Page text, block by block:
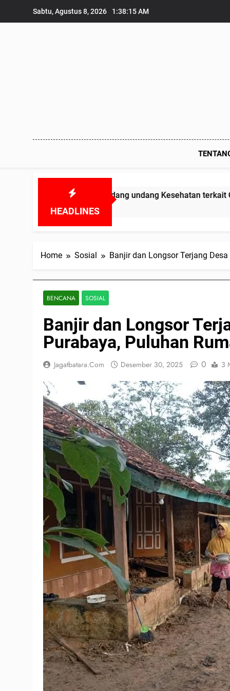
Sabtu, Agustus 8, 2026 1:38:17 AM
HEADLINES
Undang undang Kesehatan terkait Obat-obatan Kadaluarsa
Home Sosial Banjir dan Longsor Terjang
BENCANA SOSIAL
Banjir dan Longsor
Purabaya, Puluhan
Jagatbatara.com Desember 30, 2025 0 3